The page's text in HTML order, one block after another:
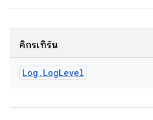
คิกรีเทิร์น
Log . LogLevel